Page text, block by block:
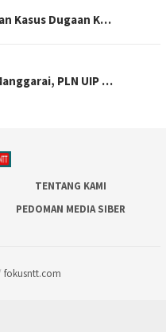
Kasus Dugaan K…
PLN UIP …
TENTANG KAMI
PEDOMAN MEDIA SIBER
fokusntt.com